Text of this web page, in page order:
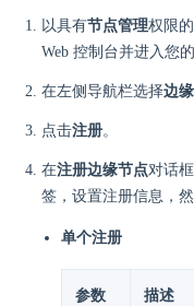
以具有节点管理权限
Web 控制台并进入您
在左侧导航栏选择边
点击注册。
在注册边缘节点对话
签，设置注册信息，
单个注册
参数 描述